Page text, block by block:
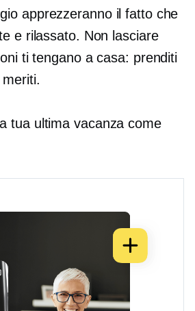
apprezzeranno il fatto che
e rilassato. Non lasciare
ti tengano a casa: prenditi
tua ultima vacanza come